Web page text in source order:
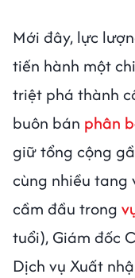
Mới đây, lực
tiến hành một
triệt phá thành
buôn bán phân
giữ tổng cộng
cùng nhiều tang
cầm đầu trong
tuổi), Giám đốc
Dịch vụ Xuất